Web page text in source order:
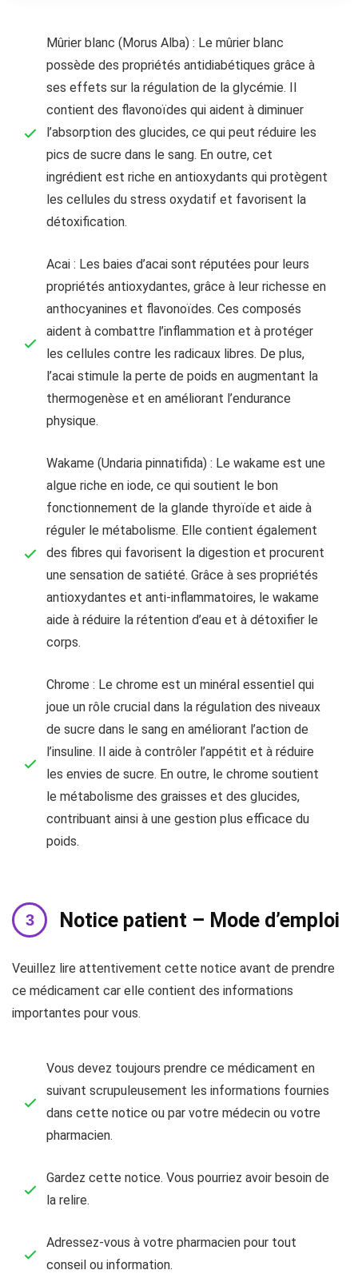
Mûrier blanc (Morus Alba) : Le mûrier blanc
possède des propriétés antidiabétiques grâce à
ses effets sur la régulation de la glycémie. Il
contient des flavonoïdes qui aident à diminuer
l’absorption des glucides, ce qui peut réduire les
pics de sucre dans le sang. En outre, cet
ingrédient est riche en antioxydants qui protègent
les cellules du stress oxydatif et favorisent la
détoxification.
Acai : Les baies d’acai sont réputées pour leurs
propriétés antioxydantes, grâce à leur richesse en
anthocyanines et flavonoïdes. Ces composés
aident à combattre l’inflammation et à protéger
les cellules contre les radicaux libres. De plus,
l’acai stimule la perte de poids en augmentant la
thermogenèse et en améliorant l’endurance
physique.
Wakame (Undaria pinnatifida) : Le wakame est une
algue riche en iode, ce qui soutient le bon
fonctionnement de la glande thyroïde et aide à
réguler le métabolisme. Elle contient également
des fibres qui favorisent la digestion et procurent
une sensation de satiété. Grâce à ses propriétés
antioxydantes et anti-inflammatoires, le wakame
aide à réduire la rétention d’eau et à détoxifier le
corps.
Chrome : Le chrome est un minéral essentiel qui
joue un rôle crucial dans la régulation des niveaux
de sucre dans le sang en améliorant l’action de
l’insuline. Il aide à contrôler l’appétit et à réduire
les envies de sucre. En outre, le chrome soutient
le métabolisme des graisses et des glucides,
contribuant ainsi à une gestion plus efficace du
poids.
Notice patient – Mode d’emploi
Veuillez lire attentivement cette notice avant de prendre
ce médicament car elle contient des informations
importantes pour vous.
Vous devez toujours prendre ce médicament en
suivant scrupuleusement les informations fournies
dans cette notice ou par votre médecin ou votre
pharmacien.
Gardez cette notice. Vous pourriez avoir besoin de
la relire.
Adressez-vous à votre pharmacien pour tout
conseil ou information.